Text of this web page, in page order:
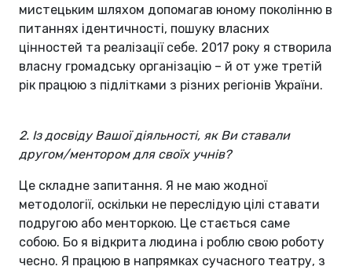
мистецьким шляхом допомагав юному поколінню в
питаннях ідентичності, пошуку власних
цінностей та реалізації себе. 2017 року я створила
власну громадську організацію – й от уже третій
рік працюю з підлітками з різних регіонів України.
2. Із досвіду Вашої діяльності, як Ви ставали
другом/ментором для своїх учнів?
Це складне запитання. Я не маю жодної
методології, оскільки не переслідую цілі ставати
подругою або менторкою. Це стається саме
собою. Бо я відкрита людина і роблю свою роботу
чесно. Я працюю в напрямках сучасного театру, з